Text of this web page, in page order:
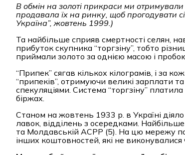
В обмін на золоті прикраси ми
продавала їх на ринку, щоб прогодувати
Україна”, жовтень 1999.)
Та найбільше сприяв смертності селян,
прибуток скупника “торгзіну”, тобто
приймали золото за однією масою і
“Припек” сягав кількох кілограмів, і за
“припеків”, отримуючи великі зарплати
спекуляціями. Система “торгзіну”
біржах.
Станом на жовтень 1933 р. в Україні
лавок, відділень з осередками.
та Молдавській АСРР (5). На цю мережу
інших коштовностей, які не виконувалися